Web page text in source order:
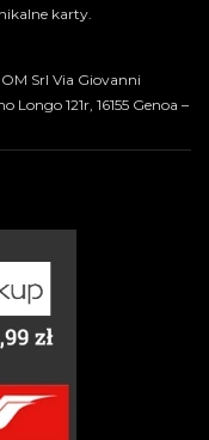
karty.
Srl Via Giovanni
Longo 121r, 16155 Genoa –